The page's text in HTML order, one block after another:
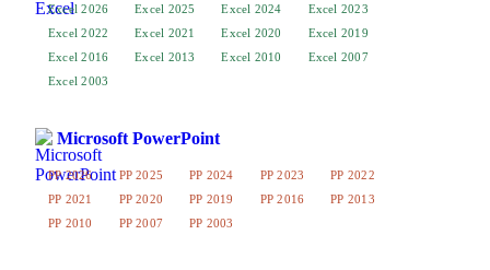
Excel 2026 Excel 2025 Excel 2024
Excel 2023
Excel 2022
Excel 2021 Excel 2020
Excel 2019
Excel 2016
Excel 2013 Excel 2010
Excel 2007
Excel 2003
Microsoft PowerPoint
PP 2026 PP 2025 PP 2024 PP 2023
PP 2022
PP 2021
PP 2020 PP 2019 PP 2016
PP 2013
PP 2010
PP 2007 PP 2003